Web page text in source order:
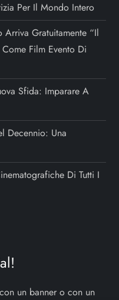
Per Il Mondo Intero
Gratuitamente “Il
Film Evento Di
Sfida: Imparare A
Decennio: Una
Di Tutti I
un banner o con un